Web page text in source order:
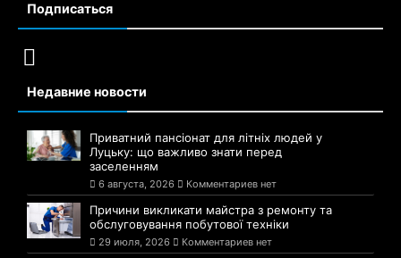
Подписаться
Недавние новости
Приватний пансіонат для літніх людей у
Луцьку: що важливо знати перед
заселенням
6 августа, 2026 Комментариев нет
Причини викликати майстра з ремонту та
обслуговування побутової техніки
29 июля, 2026 Комментариев нет